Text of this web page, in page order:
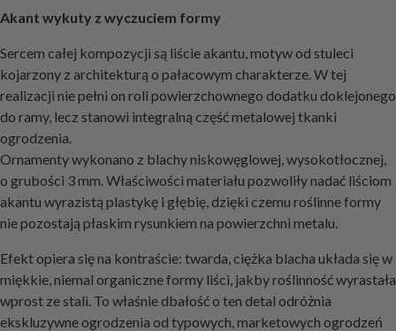
Akant wykuty z wyczuciem formy
Sercem całej kompozycji są liście akantu, motyw od stuleci
kojarzony z architekturą o pałacowym charakterze. W tej
realizacji nie pełni on roli powierzchownego dodatku doklejonego
do ramy, lecz stanowi integralną część metalowej tkanki
ogrodzenia.
Ornamenty wykonano z blachy niskowęglowej, wysokotłocznej,
o grubości 3 mm. Właściwości materiału pozwoliły nadać liściom
akantu wyrazistą plastykę i głębię, dzięki czemu roślinne formy
nie pozostają płaskim rysunkiem na powierzchni metalu.
Efekt opiera się na kontraście: twarda, ciężka blacha układa się w
miękkie, niemal organiczne formy liści, jakby roślinność wyrastała
wprost ze stali. To właśnie dbałość o ten detal odróżnia
ekskluzywne ogrodzenia od typowych, marketowych ogrodzeń